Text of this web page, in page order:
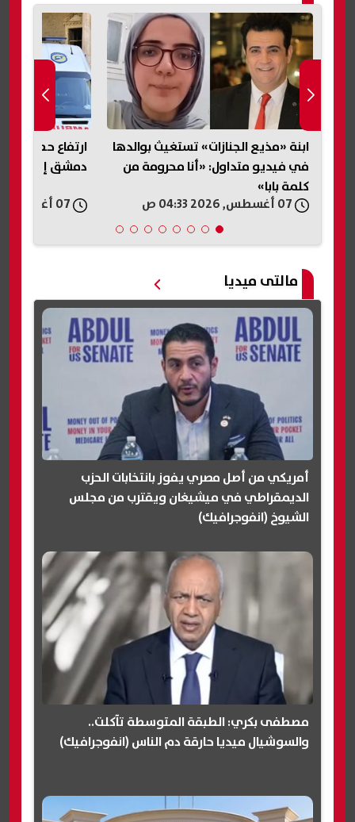
ابنة «مذيع الجنازات» تستغيث بوالدها
في فيديو متداول: «أنا محرومة من
كلمة بابا»
ارتفاع حصيلة
دمشق إلى قتيلين
مالتى ميديا
أمريكي من أصل مصري يفوز بانتخابات الحزب
الديمقراطي في ميشيغان ويقترب من مجلس
الشيوخ (انفوجرافيك)
مصطفى بكري: الطبقة المتوسطة تآكلت..
والسوشيال ميديا حارقة دم الناس (انفوجرافيك)